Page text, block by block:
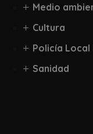
Medio
Cultura
Policía Local
Sanidad